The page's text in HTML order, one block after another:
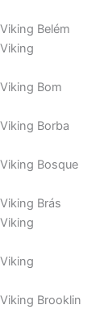
Belém
Bom
Borba
Bosque
Brás
Brooklin